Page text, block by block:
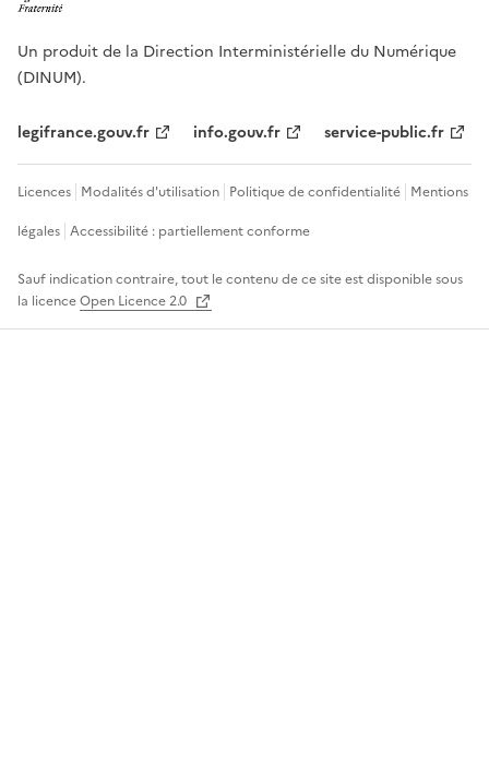
Un produit de la Direction Interministérielle du Numérique
(DINUM).
legifrance.gouv.fr info.gouv.fr service-public.fr
Licences Modalités d'utilisation Politique de confidentialité Mentions
légales Accessibilité : partiellement conforme
Sauf indication contraire, tout le contenu de ce site est disponible sous
la licenceOpen Licence 2.0